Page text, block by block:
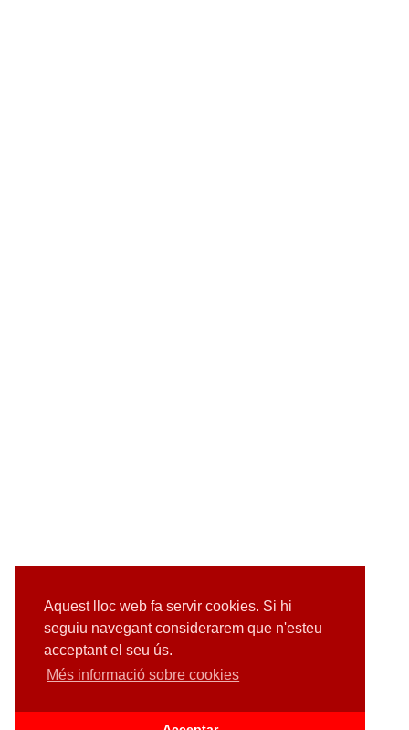
Aquest lloc web fa servir cookies. Si hi
seguiu navegant considerarem que n'esteu
acceptant el seu ús.
Més informació sobre cookies